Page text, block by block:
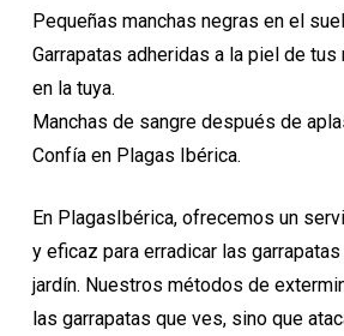
Pequeñas manchas negras en el
Garrapatas adheridas a la piel de
en la tuya.
Manchas de sangre después de
Confía en Plagas Ibérica.
En PlagasIbérica, ofrecemos un
y eficaz para erradicar las
jardín. Nuestros métodos de
las garrapatas que ves, sino que